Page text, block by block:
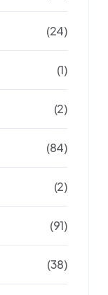
(24)
(1)
(2)
(84)
(2)
(91)
(38)